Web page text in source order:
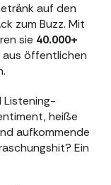
auf den
zum Buzz. Mit
sie 40.000+
aus öffentlichen
Listening-
heiße
aufkommende
Ein